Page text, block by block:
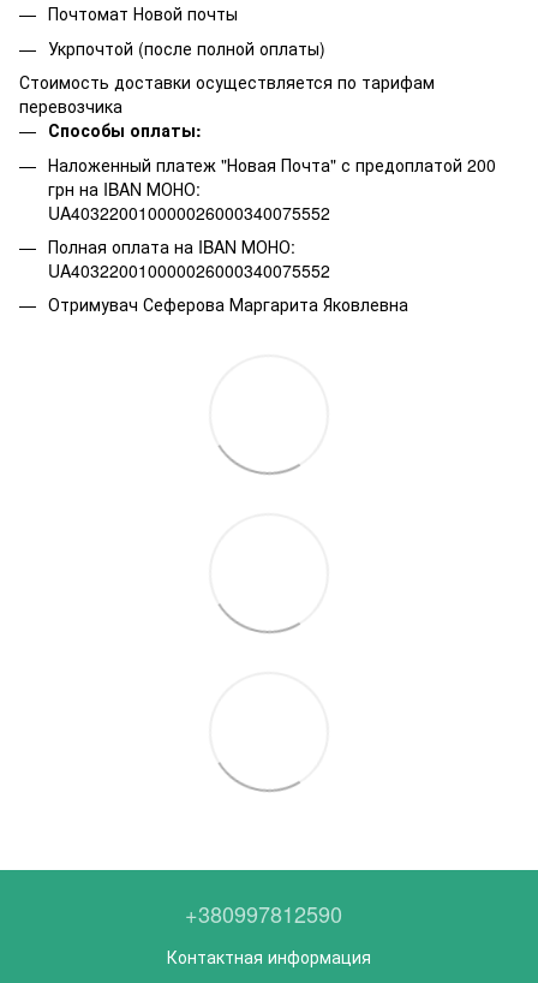
Почтомат Новой почты
Укрпочтой (после полной оплаты)
Стоимость доставки осуществляется по тарифам
перевозчика
Способы оплаты:
Наложенный платеж "Новая Почта" с предоплатой 200
грн на IBAN МОНО:
UA403220010000026000340075552
Полная оплата на IBAN МОНО:
UA403220010000026000340075552
Отримувач Сеферова Маргарита Яковлевна
+380997812590
Контактная информация